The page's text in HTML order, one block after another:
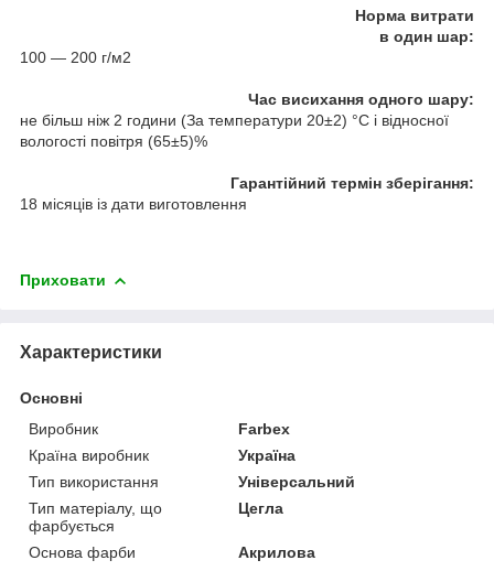
Норма витрати
в один шар:
100 — 200 г/м2
Час висихання одного шару:
не більш ніж 2 години (За температури 20±2) °C і відносної
вологості повітря (65±5)%
Гарантійний термін зберігання:
18 місяців із дати виготовлення
Приховати
Характеристики
Основні
Виробник
Farbex
Країна виробник
Україна
Тип використання
Універсальний
Тип матеріалу, що
фарбується
Цегла
Основа фарби
Акрилова